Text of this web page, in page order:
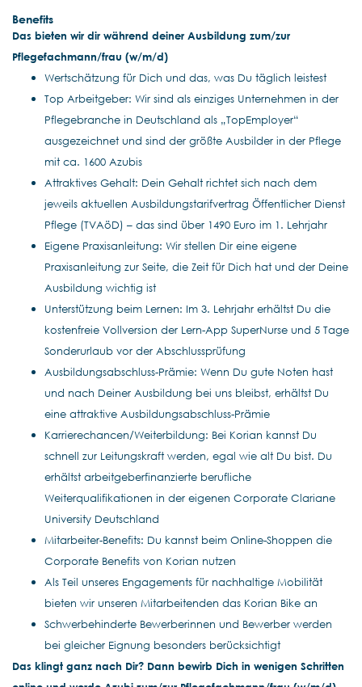
Benefits
Das bieten wir dir während deiner Ausbildung zum/zur
Pflegefachmann/frau (w/m/d)
Wertschätzung für Dich und das, was Du täglich leistest
Top Arbeitgeber: Wir sind als einziges Unternehmen in der
Pflegebranche in Deutschland als „TopEmployer“
ausgezeichnet und sind der größte Ausbilder in der Pflege
mit ca. 1600 Azubis
Attraktives Gehalt: Dein Gehalt richtet sich nach dem
jeweils aktuellen Ausbildungstarifvertrag Öffentlicher Dienst
Pflege (TVAöD) – das sind über 1490 Euro im 1. Lehrjahr
Eigene Praxisanleitung: Wir stellen Dir eine eigene
Praxisanleitung zur Seite, die Zeit für Dich hat und der Deine
Ausbildung wichtig ist
Unterstützung beim Lernen: Im 3. Lehrjahr erhältst Du die
kostenfreie Vollversion der Lern-App SuperNurse und 5 Tage
Sonderurlaub vor der Abschlussprüfung
Ausbildungsabschluss-Prämie: Wenn Du gute Noten hast
und nach Deiner Ausbildung bei uns bleibst, erhältst Du
eine attraktive Ausbildungsabschluss-Prämie
Karrierechancen/Weiterbildung: Bei Korian kannst Du
schnell zur Leitungskraft werden, egal wie alt Du bist. Du
erhältst arbeitgeberfinanzierte berufliche
Weiterqualifikationen in der eigenen Corporate Clariane
University Deutschland
Mitarbeiter-Benefits: Du kannst beim Online-Shoppen die
Corporate Benefits von Korian nutzen
Als Teil unseres Engagements für nachhaltige Mobilität
bieten wir unseren Mitarbeitenden das Korian Bike an
Schwerbehinderte Bewerberinnen und Bewerber werden
bei gleicher Eignung besonders berücksichtigt
Das klingt ganz nach Dir? Dann bewirb Dich in wenigen Schritten